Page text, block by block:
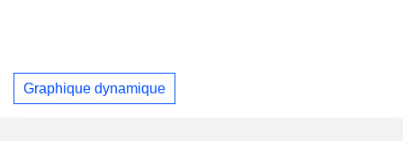
Graphique dynamique